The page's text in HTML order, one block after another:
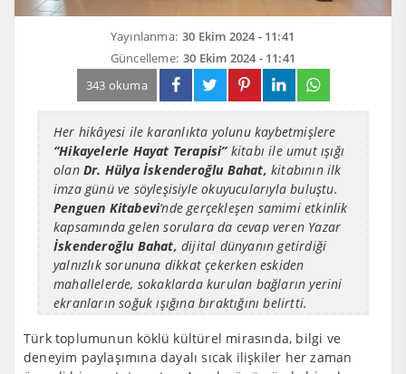
Yayınlanma: 30 Ekim 2024 - 11:41
Güncelleme: 30 Ekim 2024 - 11:41
343 okuma
Her hikâyesi ile karanlıkta yolunu kaybetmişlere
“Hikayelerle Hayat Terapisi” kitabı ile umut ışığı
olan Dr. Hülya İskenderoğlu Bahat, kitabının ilk
imza günü ve söyleşisiyle okuyucularıyla buluştu.
Penguen Kitabevi‘nde gerçekleşen samimi etkinlik
kapsamında gelen sorulara da cevap veren Yazar
İskenderoğlu Bahat, dijital dünyanın getirdiği
yalnızlık sorununa dikkat çekerken eskiden
mahallelerde, sokaklarda kurulan bağların yerini
ekranların soğuk ışığına bıraktığını belirtti.
Türk toplumunun köklü kültürel mirasında, bilgi ve
deneyim paylaşımına dayalı sıcak ilişkiler her zaman